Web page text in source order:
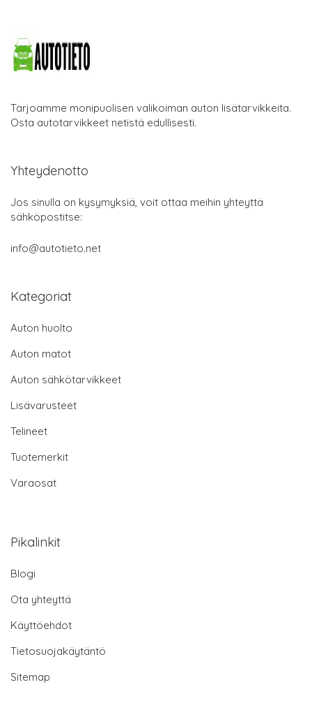
Tarjoamme monipuolisen valikoiman auton lisätarvikkeita.
Osta autotarvikkeet netistä edullisesti.
Yhteydenotto
Jos sinulla on kysymyksiä, voit ottaa meihin yhteyttä
sähköpostitse:
info@autotieto.net
Kategoriat
Auton huolto
Auton matot
Auton sähkötarvikkeet
Lisävarusteet
Telineet
Tuotemerkit
Varaosat
Pikalinkit
Blogi
Ota yhteyttä
Käyttöehdot
Tietosuojakäytäntö
Sitemap